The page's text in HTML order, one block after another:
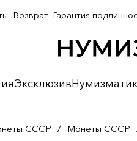
Эксклюзив
Возврат Гарантия
СССР / Монеты СССР